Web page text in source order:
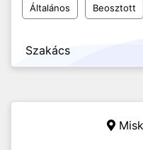
Általános Beosztott
Szakács